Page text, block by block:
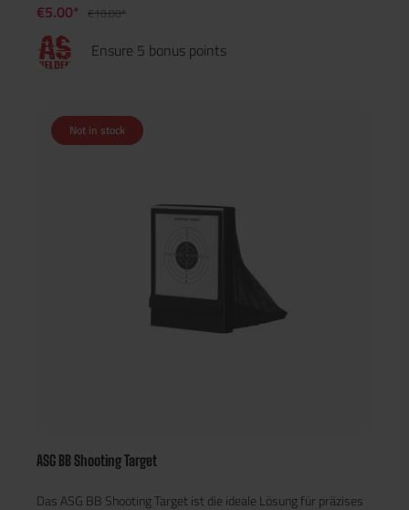
€5.00* €10.00*
Ensure 5 bonus points
Not in stock
ASG BB Shooting Target
Das ASG BB Shooting Target ist die ideale Lösung für präzises